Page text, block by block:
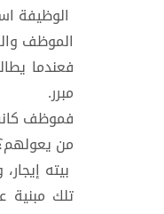
الوظيفة
الموظف
فعندما
مبرر.
فموظف
من
بيته
تلك